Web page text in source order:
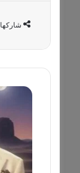
شاركها
ج
ة
ا
ل